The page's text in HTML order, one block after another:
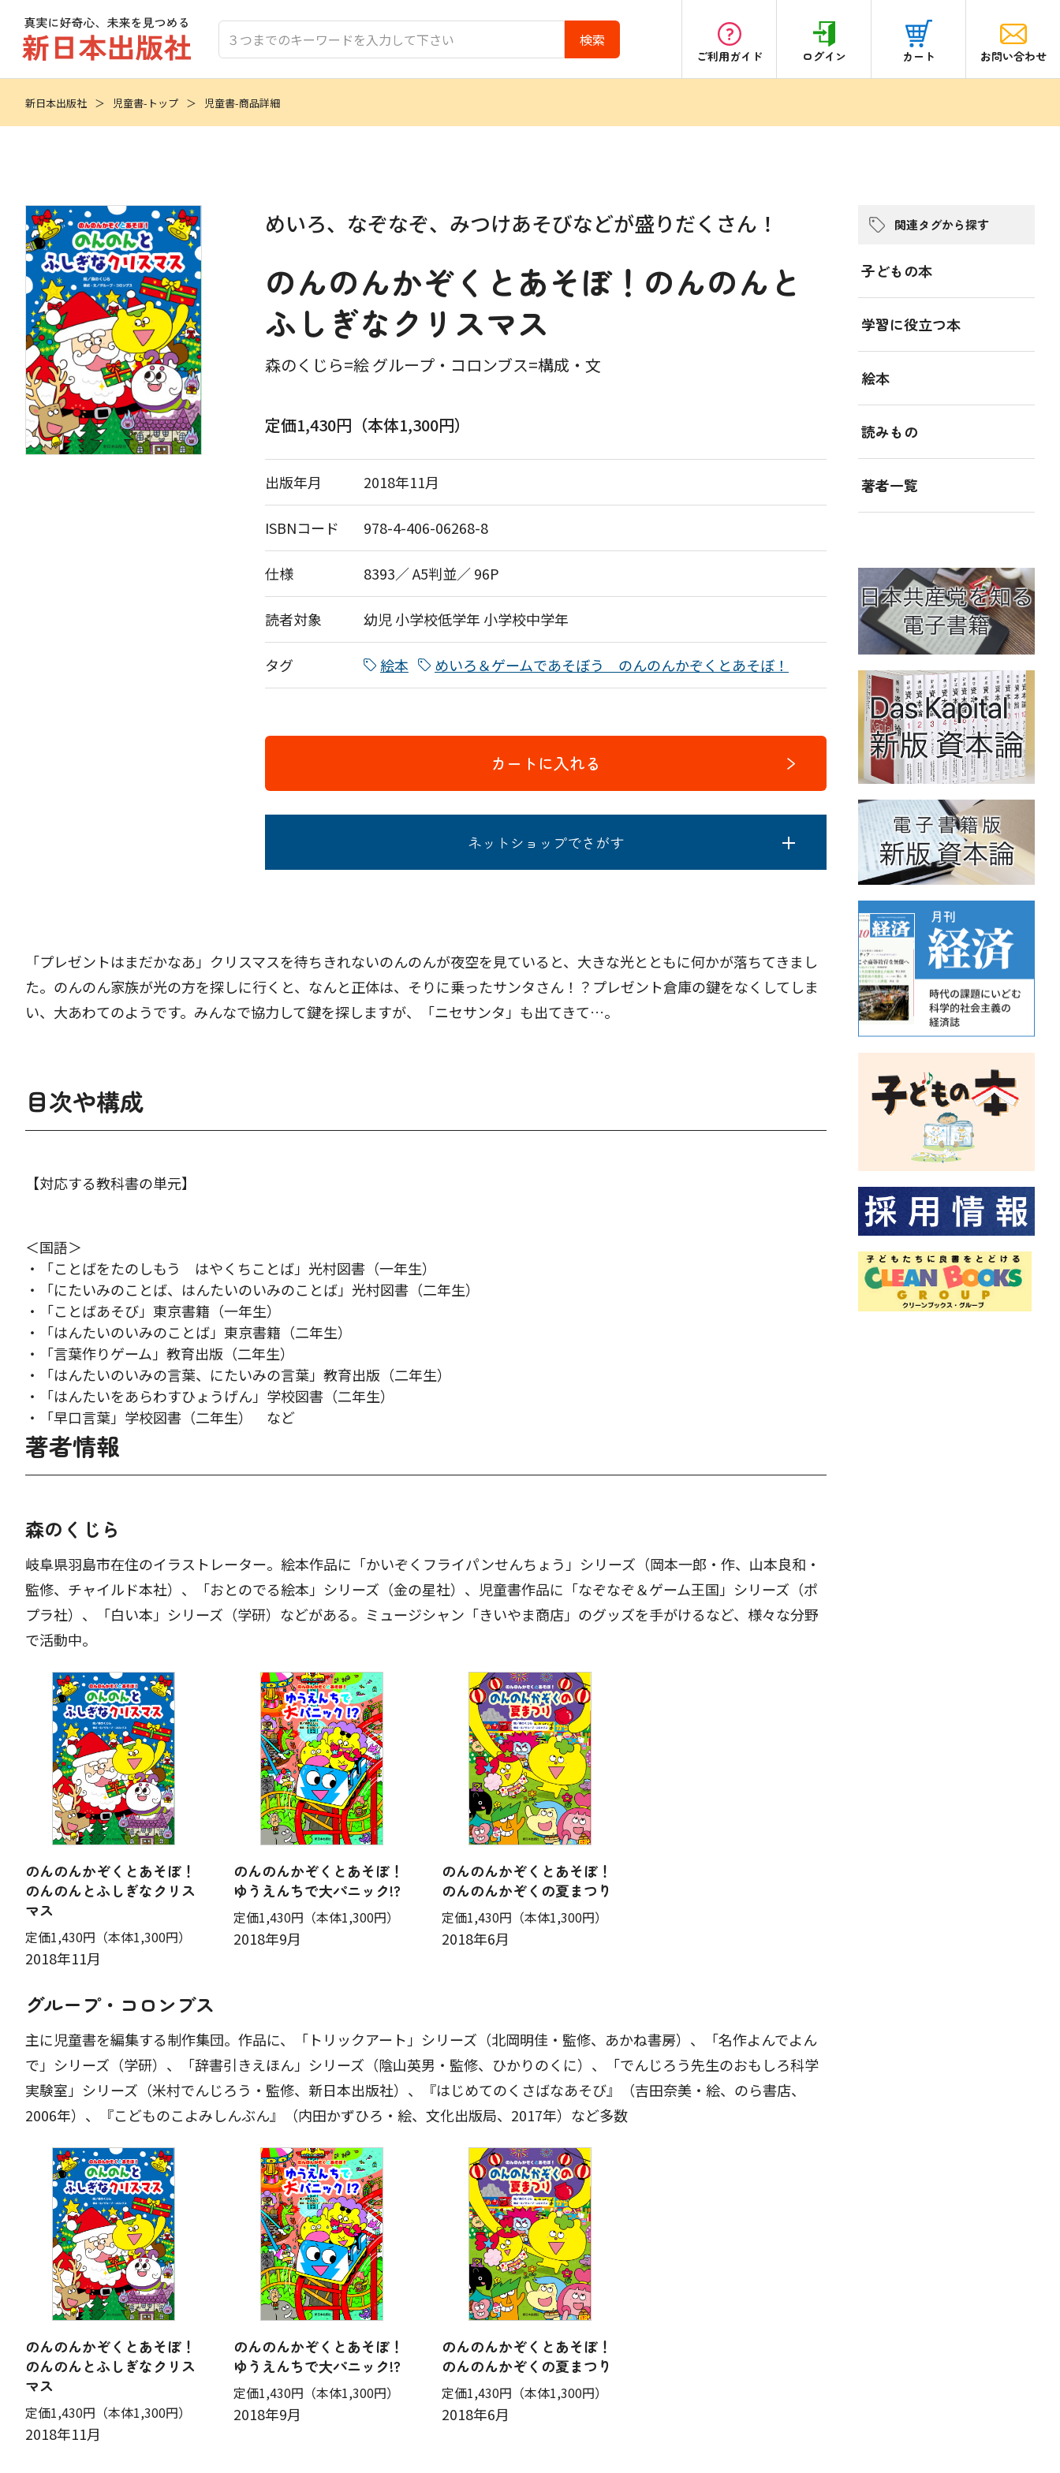
ご利用ガイド ログイン カート お問い合わせ
新日本出版社 児童書-トップ 児童書-商品詳細
めいろ、なぞなぞ、みつけあそびなどが盛りだくさん！
のんのんかぞくとあそぼ！のんのんと
ふしぎなクリスマス
森のくじら=絵 グループ・コロンブス=構成・文
定価1,430円（本体1,300円）
出版年月 2018年11月
ISBNコード 978-4-406-06268-8
仕様 8393／ A5判並／ 96P
読者対象 幼児小学校低学年 小学校中学年
タグ 絵本 めいろ＆ゲームであそぼう のんのんかぞくとあそぼ！
カートに入れる
ネットショップでさがす
「プレゼントはまだかなあ」クリスマスを待ちきれないのんのんが夜空を見ていると、大きな光とともに何かが落ちてきまし
た。のんのん家族が光の方を探しに行くと、なんと正体は、そりに乗ったサンタさん！？プレゼント倉庫の鍵をなくしてしま
い、大あわてのようです。みんなで協力して鍵を探しますが、「ニセサンタ」も出てきて…。
目次や構成
【対応する教科書の単元】
＜国語＞
・「ことばをたのしもう はやくちことば」光村図書（一年生）
・「にたいみのことば、はんたいのいみのことば」光村図書（二年生）
・「ことばあそび」東京書籍（一年生）
・「はんたいのいみのことば」東京書籍（二年生）
・「言葉作りゲーム」教育出版（二年生）
・「はんたいのいみの言葉、にたいみの言葉」教育出版（二年生）
・「はんたいをあらわすひょうげん」学校図書（二年生）
・「早口言葉」学校図書（二年生） など
著者情報
森のくじら
岐阜県羽島市在住のイラストレーター。絵本作品に「かいぞくフライパンせんちょう」シリーズ（岡本一郎・作、山本良和・
監修、チャイルド本社）、「おとのでる絵本」シリーズ（金の星社）、児童書作品に「なぞなぞ＆ゲーム王国」シリーズ（ポ
プラ社）、「白い本」シリーズ（学研）などがある。ミュージシャン「きいやま商店」のグッズを手がけるなど、様々な分野
で活動中。
のんのんかぞくとあそぼ！
のんのんとふしぎなクリス
マス
定価1,430円 （本体1,300円）
2018年11月
のんのんかぞくとあそぼ！
ゆうえんちで大パニック!?
定価1,430円 （本体1,300円）
2018年9月
のんのんかぞくとあそぼ！
のんのんかぞくの夏まつり
定価1,430円 （本体1,300円）
2018年6月
グループ・コロンブス
主に児童書を編集する制作集団。作品に、「トリックアート」シリーズ（北岡明佳・監修、あかね書房）、「名作よんでよん
で」シリーズ（学研）、「辞書引きえほん」シリーズ（陰山英男・監修、ひかりのくに）、「でんじろう先生のおもしろ科学
実験室」シリーズ（米村でんじろう・監修、新日本出版社）、『はじめてのくさばなあそび』（吉田奈美・絵、のら書店、
2006年）、『こどものこよみしんぶん』（内田かずひろ・絵、文化出版局、2017年）など多数
のんのんかぞくとあそぼ！
のんのんとふしぎなクリス
マス
定価1,430円 （本体1,300円）
2018年11月
のんのんかぞくとあそぼ！
ゆうえんちで大パニック!?
定価1,430円 （本体1,300円）
2018年9月
のんのんかぞくとあそぼ！
のんのんかぞくの夏まつり
定価1,430円 （本体1,300円）
2018年6月
関連タグから探す
子どもの本
学習に役立つ本
絵本
読みもの
著者一覧